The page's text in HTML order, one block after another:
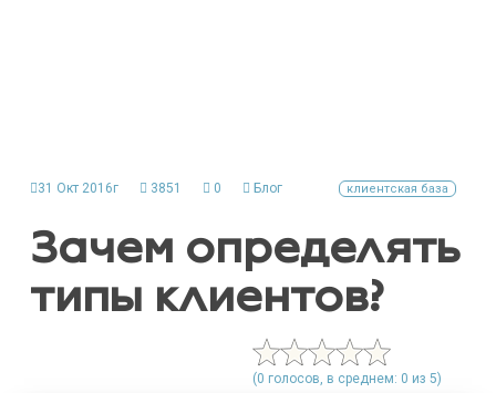
31 Окт 2016г 3851 0 Блог клиентская база
Зачем определять
типы клиентов?
(0 голосов, в среднем: 0 из 5)